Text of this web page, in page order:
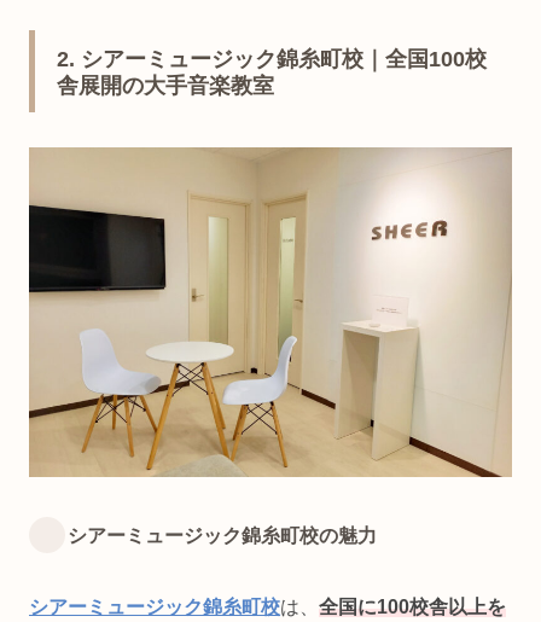
2. シアーミュージック錦糸町校｜全国100校
舎展開の大手音楽教室
シアーミュージック錦糸町校の魅力
シアーミュージック錦糸町校は、 全国に100校舎以上を